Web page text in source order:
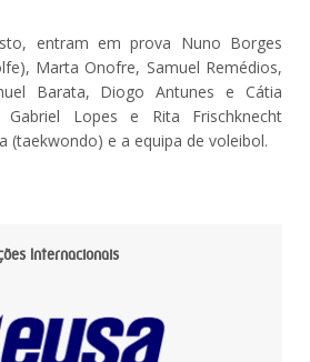
entram em prova Nuno Borges
Marta Onofre, Samuel Remédios,
Barata, Diogo Antunes e Cátia
Gabriel Lopes e Rita Frischknecht
(taekwondo) e a equipa de voleibol.
Internacionais